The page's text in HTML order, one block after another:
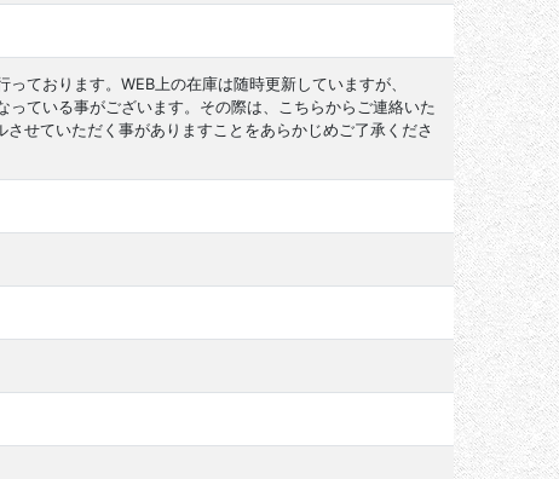
ております。WEB上の在庫は随時更新していますが、
っている事がございます。その際は、こちらからご連絡いた
せていただく事がありますことをあらかじめご了承くださ